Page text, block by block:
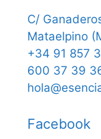
C/
Mataelpino
+34 91 857
600 37 39
Facebook